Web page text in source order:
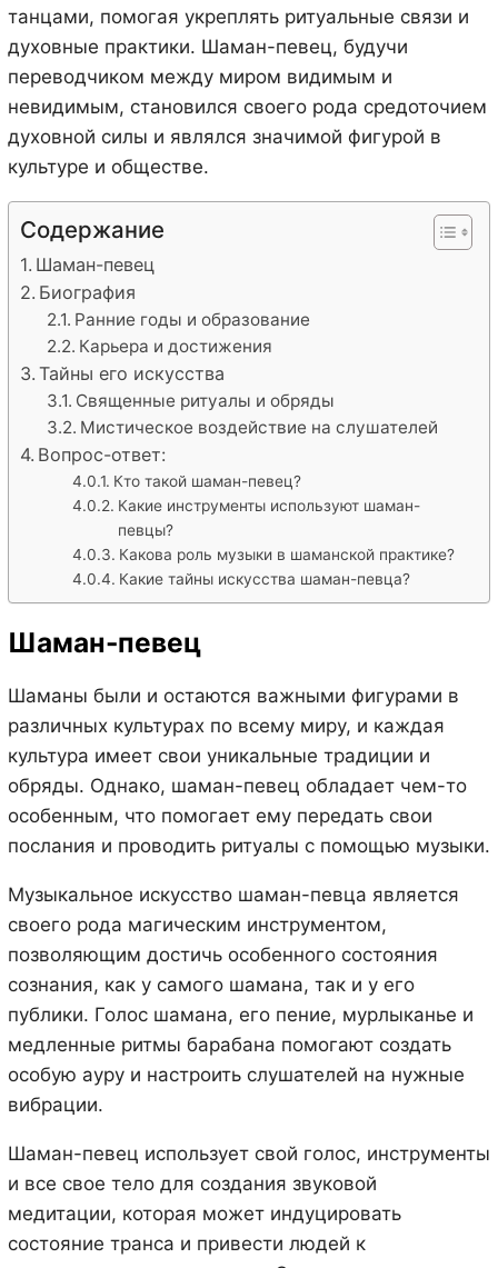
танцами, помогая укреплять ритуальные связи и
духовные практики. Шаман-певец, будучи
переводчиком между миром видимым и
невидимым, становился своего рода средоточием
духовной силы и являлся значимой фигурой в
культуре и обществе.
Содержание
Шаман-певец
Биография
Ранние годы и образование
Карьера и достижения
Тайны его искусства
Священные ритуалы и обряды
Мистическое воздействие на слушателей
Вопрос-ответ:
Кто такой шаман-певец?
Какие инструменты используют шаман-
певцы?
Какова роль музыки в шаманской практике?
Какие тайны искусства шаман-певца?
Шаман-певец
Шаманы были и остаются важными фигурами в
различных культурах по всему миру, и каждая
культура имеет свои уникальные традиции и
обряды. Однако, шаман-певец обладает чем-то
особенным, что помогает ему передать свои
послания и проводить ритуалы с помощью музыки.
Музыкальное искусство шаман-певца является
своего рода магическим инструментом,
позволяющим достичь особенного состояния
сознания, как у самого шамана, так и у его
публики. Голос шамана, его пение, мурлыканье и
медленные ритмы барабана помогают создать
особую ауру и настроить слушателей на нужные
вибрации.
Шаман-певец использует свой голос, инструменты
и все свое тело для создания звуковой
медитации, которая может индуцировать
состояние транса и привести людей к